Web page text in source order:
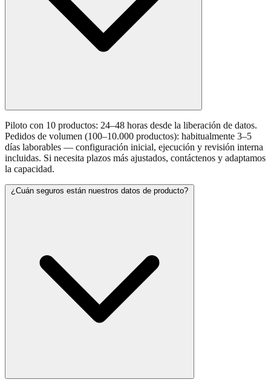
Piloto con 10 productos: 24–48 horas desde la liberación de datos.
Pedidos de volumen (100–10.000 productos): habitualmente 3–5
días laborables — configuración inicial, ejecución y revisión interna
incluidas. Si necesita plazos más ajustados, contáctenos y adaptamos
la capacidad.
¿Cuán seguros están nuestros datos de producto?